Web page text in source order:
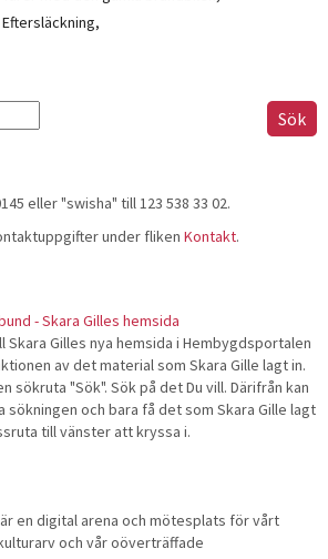
Eftersläckning,
eller "swisha" till 123 538 33 02.
under fliken Kontakt.
- Skara Gilles hemsida
Skara Gilles nya hemsida i Hembygdsportalen
av det material som Skara Gille lagt in.
sökruta "Sök". Sök på det Du vill. Därifrån kan
sökningen och bara få det som Skara Gille lagt
till vänster att kryssa i.
en digital arena och mötesplats för vårt
och vår oöverträffade